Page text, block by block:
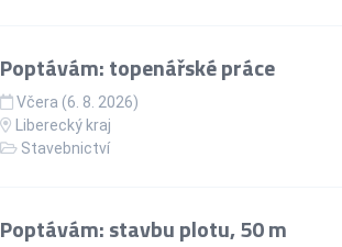
Poptávám: topenářské práce
Včera (6. 8. 2026)
Liberecký kraj
Stavebnictví
Poptávám: stavbu plotu, 50 m